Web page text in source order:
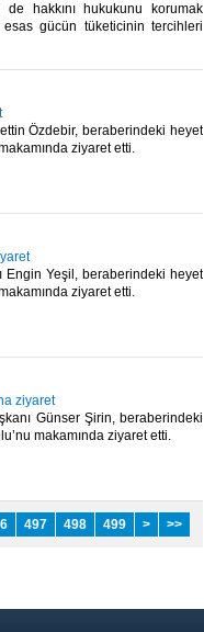
hakkını hukukunu korumak
gücün tüketicinin tercihleri
Özdebir, beraberindeki heyet
ziyaret etti.​
Engin Yeşil, beraberindeki heyet
ziyaret etti.​
ziyaret
Günser Şirin, beraberindeki
makamında ziyaret etti.​
497 498 499 > >>